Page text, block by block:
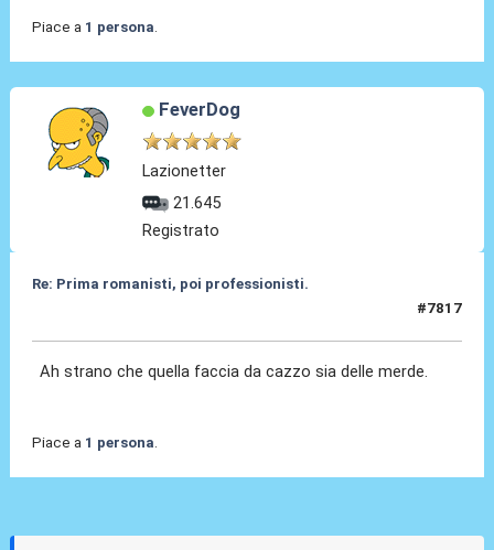
Piace a 1 persona
FeverDog
Lazionetter
21.645
Registrato
Re: Prima romanisti, poi professionisti.
#7817
Ah strano che quella faccia da cazzo sia delle merde.
Piace a 1 persona.